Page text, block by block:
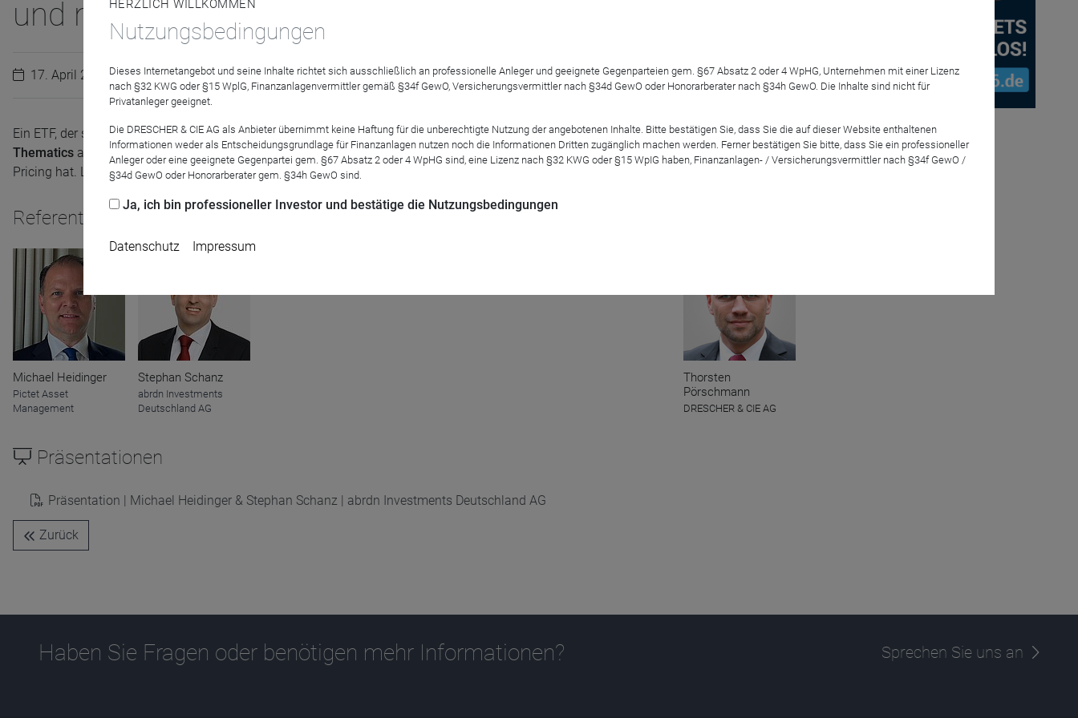
und nicht, wo sie sind
17. April 2023
Ein ETF, der sich selbst toll (great) findet. Wer ansagt, muss auch liefern. OK - kleiner Scherz. Es steht fürGlobal Real Estate Active
Thematics aus dem Hause abrdn. Ein sogennanteraktiver ETF, der kommende Immobilientrends abbildet und dafür ein sehr günstiges
Pricing hat. Lassen Sie uns gemeinsam einen Blick darauf werfen, wie toll
Referenten
Michael Heidinger
Pictet Asset
Management
Stephan Schanz
abrdn Investments
Deutschland AG
Thorsten
Pörschmann
DRESCHER & CIE AG
Präsentationen
Präsentation | Michael Heidinger & Stephan Schanz | abrdn Investments Deutschland AG
Zurück
Haben Sie Fragen oder benötigen mehr Informationen? Sprechen Sie uns an
HERZLICH WILLKOMMEN
Nutzungsbedingungen
Dieses Internetangebot und seine Inhalte richtet sich ausschließlich an professionelle Anleger und geeignete Gegenparteien gem. §67 Absatz 2 oder 4 WpHG, Unternehmen mit einer Lizenz
nach §32 KWG oder §15 WplG, Finanzanlagenvermittler gemäß §34f GewO, Versicherungsvermittler nach §34d GewO oder Honorarberater nach §34h GewO. Die Inhalte sind nicht für
Privatanleger geeignet.
Die DRESCHER & CIE AG als Anbieter übernimmt keine Haftung für die unberechtigte Nutzung der angebotenen Inhalte. Bitte bestätigen Sie, dass Sie die auf dieser Website enthaltenen
Informationen weder als Entscheidungsgrundlage für Finanzanlagen nutzen noch die Informationen Dritten zugänglich machen werden. Ferner bestätigen Sie bitte, dass Sie ein professioneller
Anleger oder eine geeignete Gegenpartei gem. §67 Absatz 2 oder 4 WpHG sind, eine Lizenz nach §32 KWG oder §15 WpIG haben, Finanzanlagen- / Versicherungsvermittler nach §34f GewO /
§34d GewO oder Honorarberater gem. §34h GewO sind.
Ja, ich bin professioneller Investor und bestätige die Nutzungsbedingungen
Datenschutz Impressum
Anbieter
Zweck
Ablauf